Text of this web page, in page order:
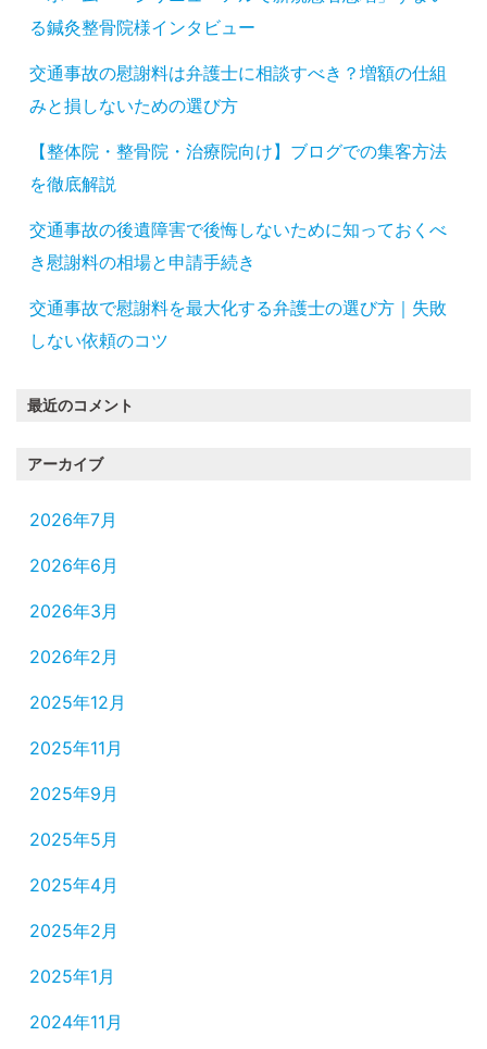
る鍼灸整骨院様インタビュー
交通事故の慰謝料は弁護士に相談すべき？増額の仕組
みと損しないための選び方
【整体院・整骨院・治療院向け】ブログでの集客方法
を徹底解説
交通事故の後遺障害で後悔しないために知っておくべ
き慰謝料の相場と申請手続き
交通事故で慰謝料を最大化する弁護士の選び方｜失敗
しない依頼のコツ
最近のコメント
アーカイブ
2026年7月
2026年6月
2026年3月
2026年2月
2025年12月
2025年11月
2025年9月
2025年5月
2025年4月
2025年2月
2025年1月
2024年11月